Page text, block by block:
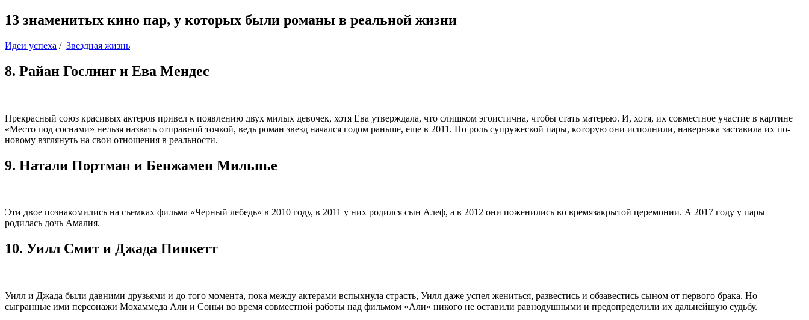
13 знаменитых кино пар, у которых были романы в реальной жизни
Идеи успеха / Звездная жизнь
8. Райан Гослинг и Ева Мендес
Прекрасный союз красивых актеров привел к появлению двух милых девочек, хотя Ева утверждала, что слишком эгоистична, чтобы стать матерью. И, хотя, их совместное участие в картине
«Место под соснами» нельзя назвать отправной точкой, ведь роман звезд начался годом раньше, еще в 2011. Но роль супружеской пары, которую они исполнили, наверняка заставила их по-
новому взглянуть на свои отношения в реальности.
9. Натали Портман и Бенжамен Мильпье
Эти двое познакомились на съемках фильма «Черный лебедь» в 2010 году, в 2011 у них родился сын Алеф, а в 2012 они поженились во времязакрытой церемонии. А 2017 году у пары
родилась дочь Амалия.
10. Уилл Смит и Джада Пинкетт
Уилл и Джада были давними друзьями и до того момента, пока между актерами вспыхнула страсть, Уилл даже успел жениться, развестись и обзавестись сыном от первого брака. Но
сыгранные ими персонажи Мохаммеда Али и Соньи во время совместной работы над фильмом «Али» никого не оставили равнодушными и предопределили их дальнейшую судьбу.